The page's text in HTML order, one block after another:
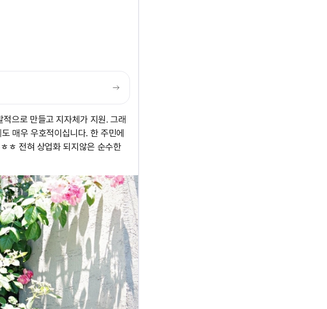
으로 만들고 지자체가 지원. 그래
매우 우호적이십니다. 한 주민에
ㅎ 전혀 상업화 되지않은 순수한